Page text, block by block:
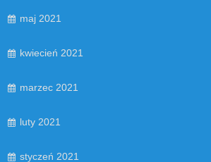
maj 2021
kwiecień 2021
marzec 2021
luty 2021
styczeń 2021